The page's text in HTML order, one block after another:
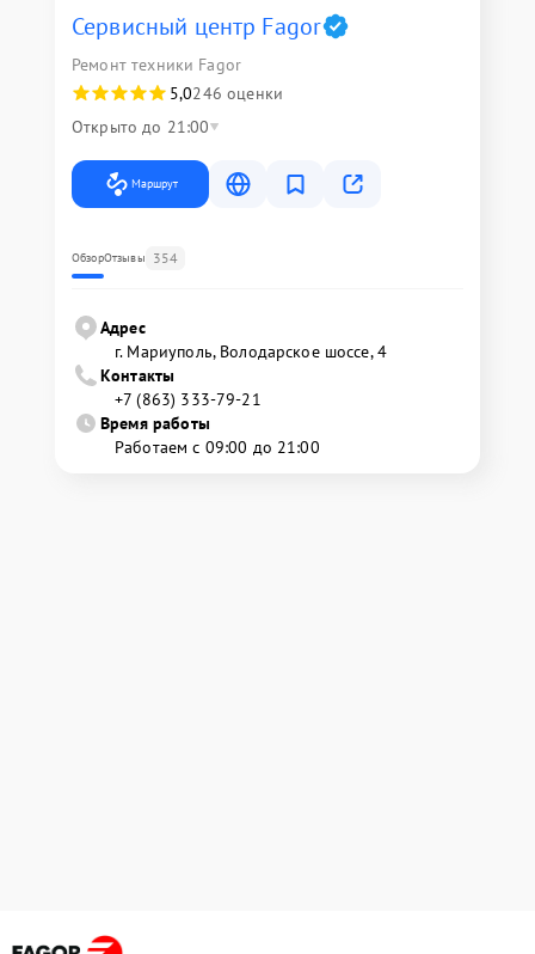
Сервисный центр Fagor
Ремонт техники Fagor
5,0246 оценки
Открыто до 21:00
Маршрут
ОбзорОтзывы 354
Адрес
г. Мариуполь, Володарское шоссе, 4
Контакты
+7 (863) 333-79-21
Время работы
Работаем с 09:00 до 21:00